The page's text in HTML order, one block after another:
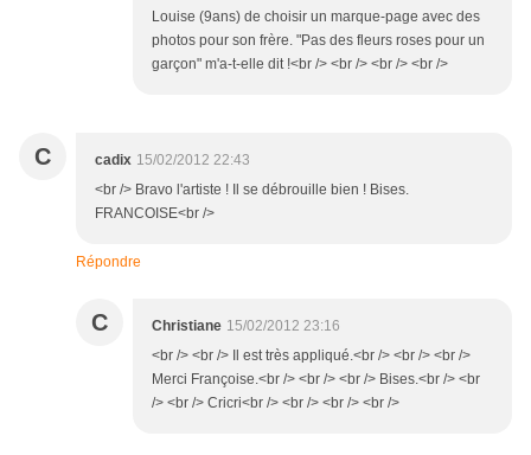
Louise (9ans) de choisir un marque-page avec des
photos pour son frère. "Pas des fleurs roses pour un
garçon" m'a-t-elle dit !<br /> <br /> <br /> <br />
C cadix 15/02/2012 22:43
<br /> Bravo l'artiste ! Il se débrouille bien ! Bises.
FRANCOISE<br />
Répondre
C Christiane 15/02/2012 23:16
<br /> <br /> Il est très appliqué.<br /> <br /> <br />
Merci Françoise.<br /> <br /> <br /> Bises.<br /> <br
/> <br /> Cricri<br /> <br /> <br /> <br />